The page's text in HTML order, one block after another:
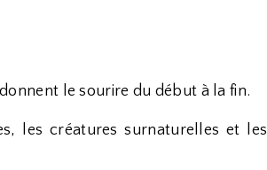
le sourire du début à la fin.
les créatures surnaturelles et les